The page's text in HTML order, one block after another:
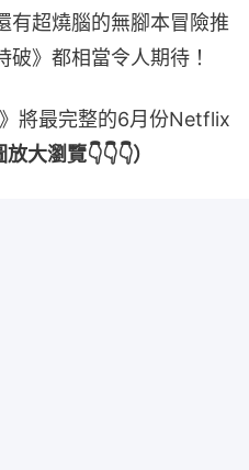
有超燒腦的無腳本冒險推
》都相當令人期待！
將最完整的6月份Netflix
放大瀏覽👇👇👇）